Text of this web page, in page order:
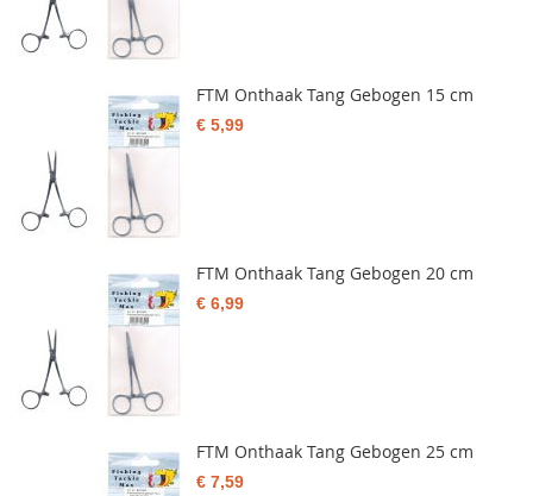
FTM Onthaak Tang Gebogen 15 cm
€ 5,99
FTM Onthaak Tang Gebogen 20 cm
€ 6,99
FTM Onthaak Tang Gebogen 25 cm
€ 7,59